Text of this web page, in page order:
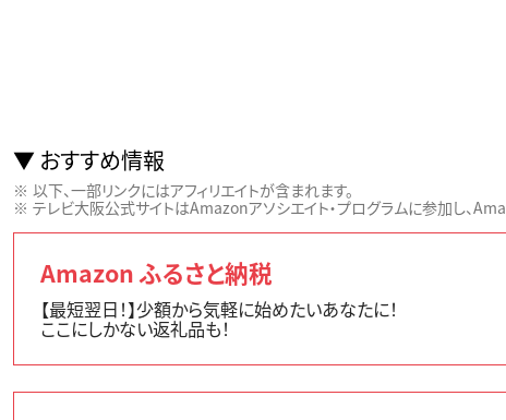
おすすめ情報
以下、一部リンクにはアフィリエイトが含まれます。
テレビ大阪公式サイトはAmazonアソシエイト・プログラムに参加し、
Amazon ふるさと納税
【最短翌日！】少額から気軽に始めたいあなたに！
ここにしかない返礼品も！